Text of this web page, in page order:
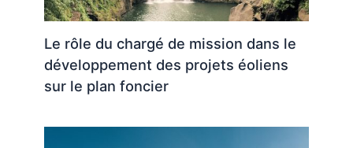
Le rôle du chargé de mission dans le
développement des projets éoliens
sur le plan foncier